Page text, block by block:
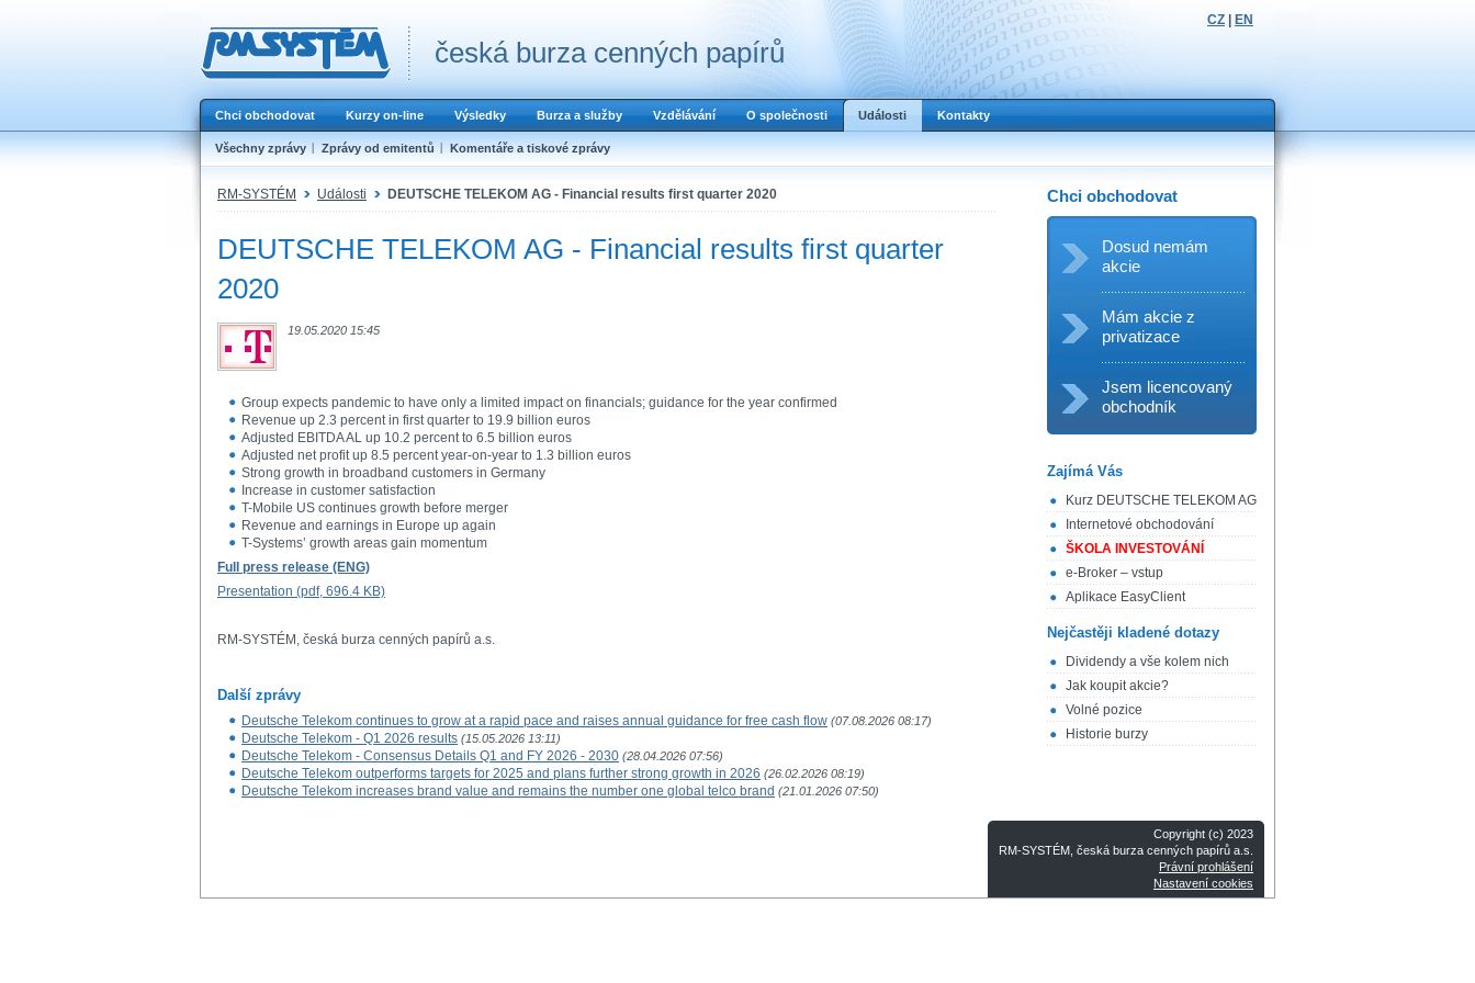
česká burza cenných papírů
CZ EN
Chci obchodovat Kurzy on-line Výsledky Burza a služby Vzdělávání O společnosti Události Kontakty
Všechny zprávy Zprávy od emitentů Komentáře a tiskové zprávy
RM-SYSTÉM Události DEUTSCHE TELEKOM AG - Financial results first quarter 2020
DEUTSCHE TELEKOM AG - Financial results first quarter
2020
19.05.2020 15:45
Group expects pandemic to have only a limited impact on financials; guidance for the year confirmed
Revenue up 2.3 percent in first quarter to 19.9 billion euros
Adjusted EBITDA AL up 10.2 percent to 6.5 billion euros
Adjusted net profit up 8.5 percent year-on-year to 1.3 billion euros
Strong growth in broadband customers in Germany
Increase in customer satisfaction
T-Mobile US continues growth before merger
Revenue and earnings in Europe up again
T-Systems’ growth areas gain momentum
Full press release (ENG)
Presentation (pdf, 696.4 KB)
RM-SYSTÉM, česká burza cenných papírů a.s.
Další zprávy
Deutsche Telekom continues to grow at a rapid pace and raises annual guidance for free cash flow (07.08.2026 08:17)
Deutsche Telekom - Q1 2026 results (15.05.2026 13:11)
Deutsche Telekom - Consensus Details Q1 and FY 2026 - 2030 (28.04.2026 07:56)
Deutsche Telekom outperforms targets for 2025 and plans further strong growth in 2026 (26.02.2026 08:19)
Deutsche Telekom increases brand value and remains the number one global telco brand (21.01.2026 07:50)
Chci obchodovat
Dosud nemám
akcie
Mám akcie z
privatizace
Jsem licencovaný
obchodník
Zajímá Vás
Kurz DEUTSCHE TELEKOM AG
Internetové obchodování
ŠKOLA INVESTOVÁNÍ
e-Broker – vstup
Aplikace EasyClient
Nejčastěji kladené dotazy
Dividendy a vše kolem nich
Jak koupit akcie?
Volné pozice
Historie burzy
Copyright (c) 2023
RM-SYSTÉM, česká burza cenných papírů a.s.
Právní prohlášení
Nastavení cookies